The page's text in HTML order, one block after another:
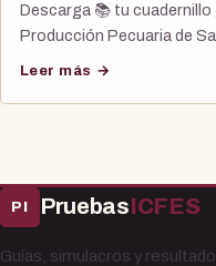
Descarga 📚 tu
Producción Pecuaria de
Leer más →
PI PruebasICFES
Guías, simulacros y